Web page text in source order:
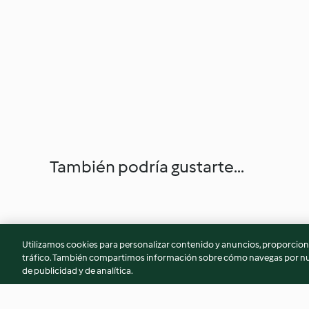
También podría gustarte...
Utilizamos cookies para personalizar contenido y anuncios,
tráfico. También compartimos información sobre cómo navegas por
de publicidad y de analítica.